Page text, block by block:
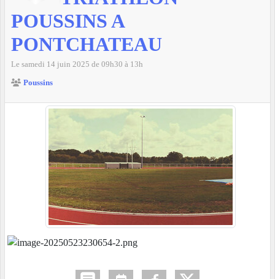
POUSSINS A
PONTCHATEAU
Le samedi 14 juin 2025 de 09h30 à 13h
Poussins